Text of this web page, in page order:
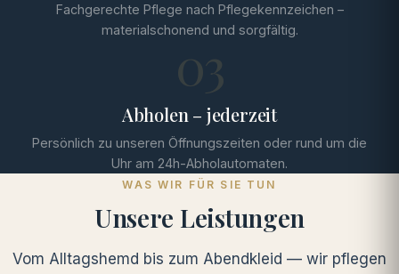
Fachgerechte Pflege nach Pflegekennzeichen –
materialschonend und sorgfältig.
03
Abholen – jederzeit
Persönlich zu unseren Öffnungszeiten oder rund um die
Uhr am 24h-Abholautomaten.
WAS WIR FÜR SIE TUN
Unsere Leistungen
Vom Alltagshemd bis zum Abendkleid — wir pflegen